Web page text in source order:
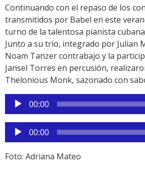
Link
Continuando con el repaso de los
transmitidos por Babel en este
turno de la talentosa pianista
Junto a su trío, integrado por Julian
Noam Tanzer contrabajo y la
Jansel Torres en percusión,
Thelonious Monk, sazonado con
Reproductor
de
audio
00:00
Reproductor
de
audio
00:00
Foto: Adriana Mateo